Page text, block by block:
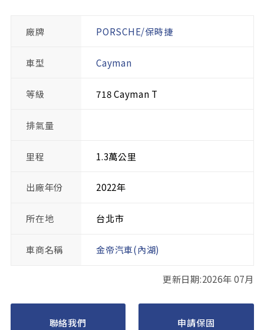
廠牌 PORSCHE/保時捷
車型 Cayman
等級 718 Cayman T
排氣量
里程 1.3萬公里
出廠年份 2022年
所在地 台北市
車商名稱 金帝汽車(內湖)
更新日期:2026年 07月
聯絡我們 申請保固